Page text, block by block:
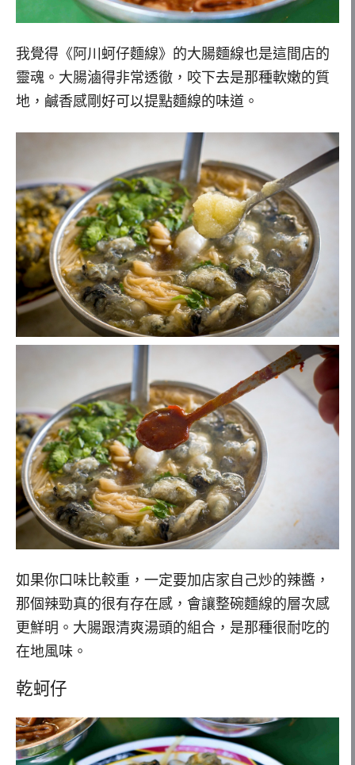
我覺得《阿川蚵仔麵線》的大腸麵線也是這間店的
靈魂。大腸滷得非常透徹，咬下去是那種軟嫩的質
地，鹹香感剛好可以提點麵線的味道。
如果你口味比較重，一定要加店家自己炒的辣醬，
那個辣勁真的很有存在感，會讓整碗麵線的層次感
更鮮明。大腸跟清爽湯頭的組合，是那種很耐吃的
在地風味。
乾蚵仔